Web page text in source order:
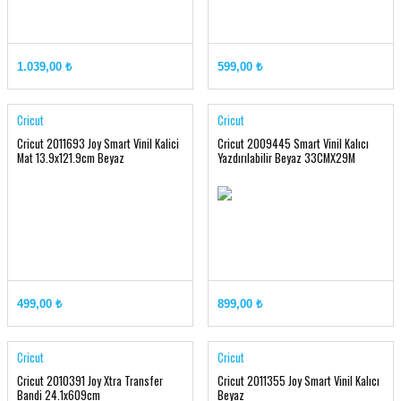
1.039,00 ₺ 599,00 ₺
Cricut
Cricut 2011693 Joy Smart Vinil Kalici
Mat 13.9x121.9cm Beyaz
499,00 ₺
Cricut
Cricut 2009445 Smart Vinil Kalıcı
Yazdırılabilir Beyaz 33CMX29M
Tanım
899,00 ₺
Cricut
Cricut 2010391 Joy Xtra Transfer
Bandi 24.1x609cm
Cricut
Cricut 2011355 Joy Smart Vinil Kalıcı
Beyaz